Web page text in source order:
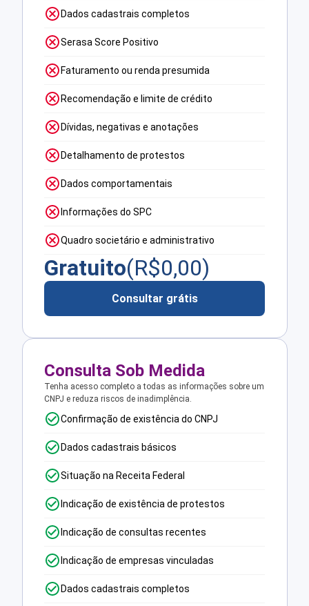
Dados cadastrais completos
Serasa Score Positivo
Faturamento ou renda presumida
Recomendação e limite de crédito
Dívidas, negativas e anotações
Detalhamento de protestos
Dados comportamentais
Informações do SPC
Quadro societário e administrativo
Gratuito(R$0,00)
Consultar grátis
Consulta Sob Medida
Tenha acesso completo a todas as informações sobre um
CNPJ e reduza riscos de inadimplência.
Confirmação de existência do CNPJ
Dados cadastrais básicos
Situação na Receita Federal
Indicação de existência de protestos
Indicação de consultas recentes
Indicação de empresas vinculadas
Dados cadastrais completos